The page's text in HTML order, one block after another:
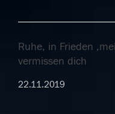
Ruhe, in Frieden
vermissen dich
22.11.2019